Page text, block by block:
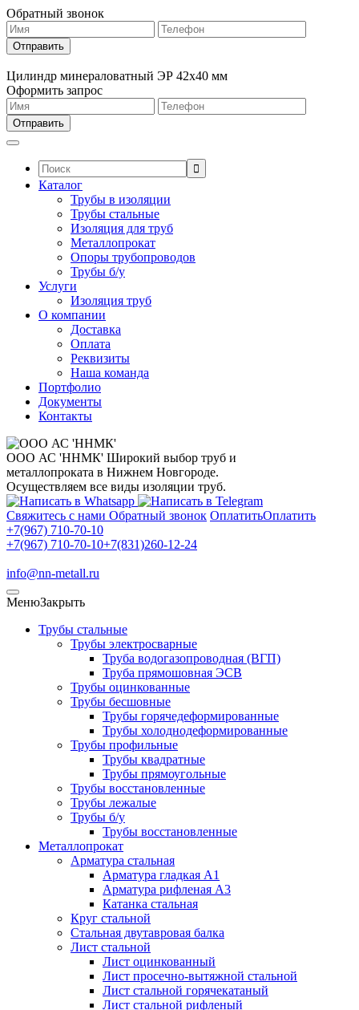
Обратный звонок
Цилиндр минераловатный ЭР 42х40 мм
Оформить запрос
Поиск:
Каталог
Трубы в изоляции
Трубы стальные
Изоляция для труб
Металлопрокат
Опоры трубопроводов
Трубы б/у
Услуги
Изоляция труб
О компании
Доставка
Оплата
Реквизиты
Наша команда
Портфолио
Документы
Контакты
ООО АС 'ННМК' Широкий выбор труб и
металлопроката в Нижнем Новгороде.
Осуществляем все виды изоляции труб.
Свяжитесь с нами Обратный звонок ОплатитьОплатить
+7(967) 710-70-10
+7(967) 710-70-10+7(831)260-12-24
info@nn-metall.ru
МенюЗакрыть
Трубы стальные
Трубы электросварные
Труба водогазопроводная (ВГП)
Труба прямошовная ЭСВ
Трубы оцинкованные
Трубы бесшовные
Трубы горячедеформированные
Трубы холоднодеформированные
Трубы профильные
Трубы квадратные
Трубы прямоугольные
Трубы восстановленные
Трубы лежалые
Трубы б/у
Трубы восстановленные
Металлопрокат
Арматура стальная
Арматура гладкая А1
Арматура рифленая А3
Катанка стальная
Круг стальной
Стальная двутавровая балка
Лист стальной
Лист оцинкованный
Лист просечно-вытяжной стальной
Лист стальной горячекатаный
Лист стальной рифленый